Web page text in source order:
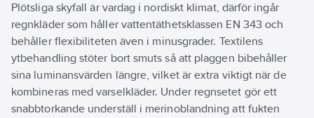
Plötsliga skyfall är vardag i nordiskt klimat, därför ingår
regnkläder som håller vattentäthetsklassen EN 343 och
behåller flexibiliteten även i minusgrader. Textilens
ytbehandling stöter bort smuts så att plaggen bibehåller
sina luminansvärden längre, vilket är extra viktigt när de
kombineras med varselkläder. Under regnsetet gör ett
snabbtorkande underställ i merinoblandning att fukten